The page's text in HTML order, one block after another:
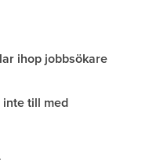
ihop jobbsökare
till med